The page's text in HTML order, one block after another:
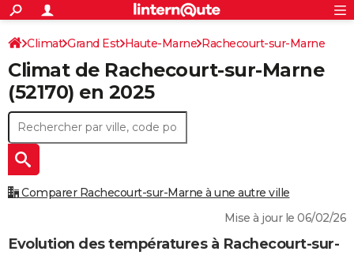
ACTUALITÉS
Politique
Société
Faits Divers
Education
Monde
Villes
+
SPORT
Coupe du monde 2026
Football
Tennis
Cyclisme
Rugby
Forum
Programme TV
TNT
Streaming
Cinéma
Sorties cinéma
Musique
+
FINANCE
Retraite
Impôts
Epargne
Immobilier
Risques naturels par ville
Banque
Assurance
Crédit
AUTO
Essais
Réserver un essai
Citadines
Berlines
SUV
Forum auto
+
HIGH-TECH
Forum
Aménagement intérieur
Extérieur
Cuisine
Salle de bains
Jardinage
Rangement
+WEEK-END
Rechercher
S'inscrire
Connexion
Climat Grand Est Haute-Marne Rachecourt-sur-Marne
Climat de Rachecourt-sur-Marne
(52170) en 2025
Comparer Rachecourt-sur-Marne à une autre ville
Mise à jour le 06/02/26
Evolution des températures à Rachecourt-sur-